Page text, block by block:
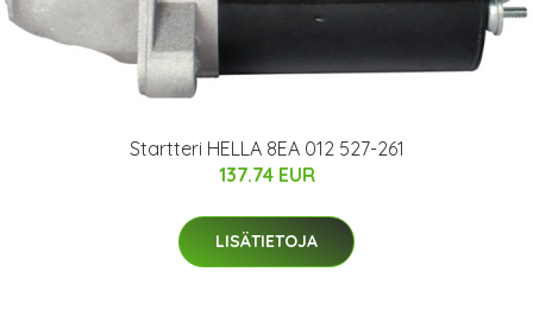
Startteri HELLA 8EA 012 527-261
137.74 EUR
LISÄTIETOJA